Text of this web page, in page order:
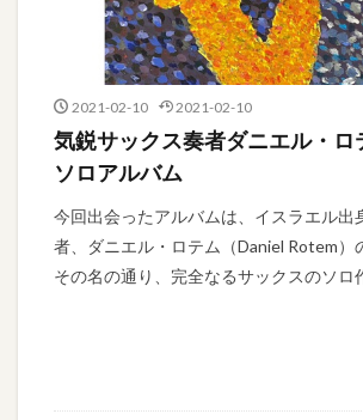
2021-02-10 2021-02-10
気鋭サックス奏者ダニエル・ロ
ソロアルバム
今回出会ったアルバムは、イスラエル出
者、ダニエル・ロテム（Daniel Rotem）
その名の通り、完全なるサックスのソロ